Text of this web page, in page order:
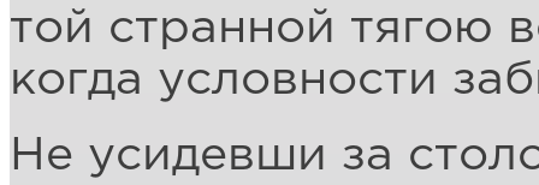
той странной тягою
когда условности
Не усидевши за